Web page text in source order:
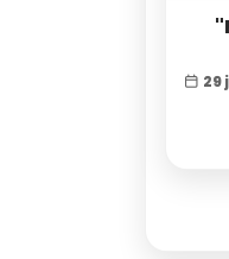
29